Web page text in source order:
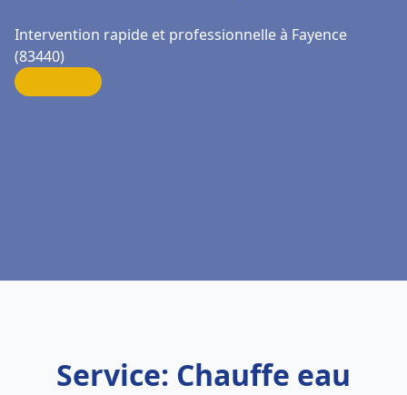
Intervention rapide et professionnelle à Fayence
(83440)
Service: Chauffe eau